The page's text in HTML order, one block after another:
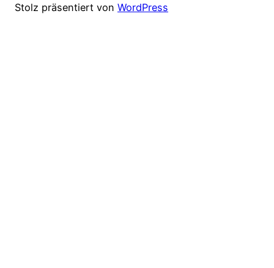
Stolz präsentiert von WordPress